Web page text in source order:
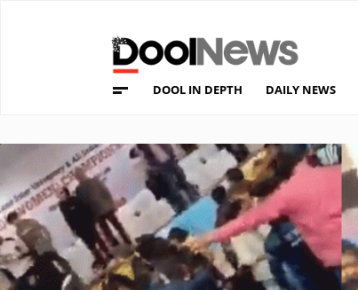
DOOL IN DEPTH DAILY NEWS